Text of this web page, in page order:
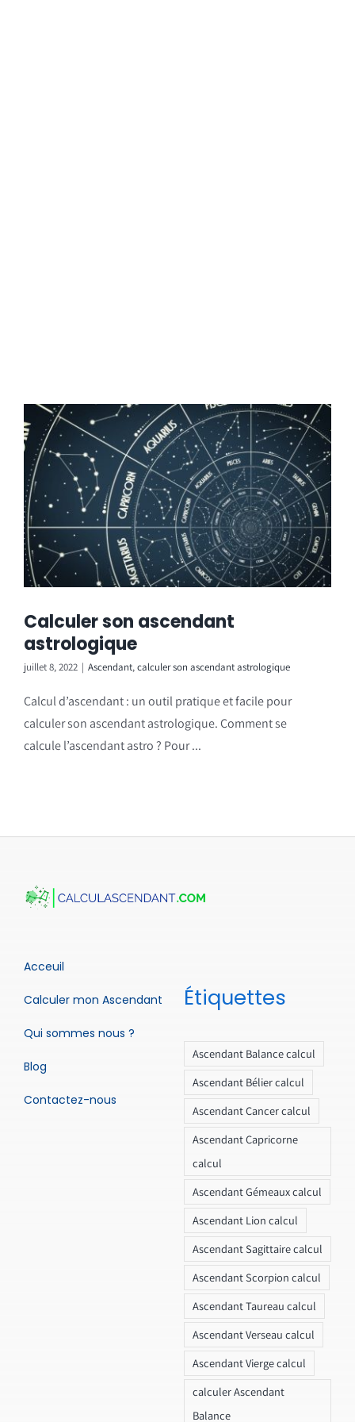
Calculer son ascendant
astrologique
juillet 8, 2022 | Ascendant,calculer son ascendant astrologique
Calcul d’ascendant : un outil pratique et facile pour
calculer son ascendant astrologique. Comment se
calcule l’ascendant astro ? Pour ...
Acceuil
Calculer mon Ascendant
Qui sommes nous ?
Blog
Contactez-nous
Étiquettes
Ascendant Balance calcul
Ascendant Bélier calcul
Ascendant Cancer calcul
Ascendant Capricorne
calcul
Ascendant Gémeaux calcul
Ascendant Lion calcul
Ascendant Sagittaire calcul
Ascendant Scorpion calcul
Ascendant Taureau calcul
Ascendant Verseau calcul
Ascendant Vierge calcul
calculer Ascendant
Balance